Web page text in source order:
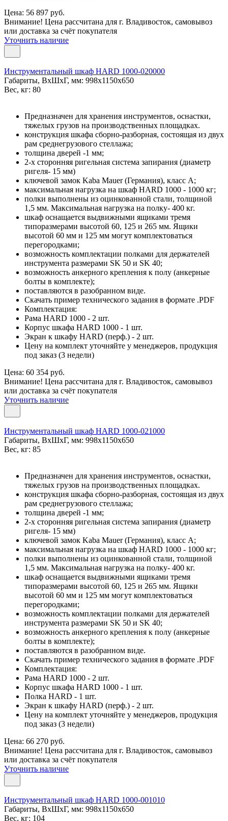
Цена: 56 897 руб.
Внимание! Цена рассчитана для г. Владивосток, самовывоз
или доставка за счёт покупателя
Уточнить наличие
Инструментальный шкаф HARD 1000-020000
Габариты, ВxШxГ, мм: 998x1150x650
Вес, кг: 80
Предназначен для хранения инструментов, оснастки,
тяжелых грузов на производственных площадках.
конструкция шкафа сборно-разборная, состоящая из двух
рам среднегрузового стеллажа;
толщина дверей -1 мм;
2-х сторонняя ригельная система запирания (диаметр
ригеля- 15 мм)
ключевой замок Kaba Mauer (Германия), класс A;
максимальная нагрузка на шкаф HARD 1000 - 1000 кг;
полки выполнены из оцинкованной стали, толщиной
1,5 мм. Максимальная нагрузка на полку- 400 кг.
шкаф оснащается выдвижными ящиками тремя
типоразмерами высотой 60, 125 и 265 мм. Ящики
высотой 60 мм и 125 мм могут комплектоваться
перегородками;
возможность комплектации полками для держателей
инструмента размерами SK 50 и SK 40;
возможность анкерного крепления к полу (анкерные
болты в комплекте);
поставляются в разобранном виде.
Скачать пример технического задания в формате .PDF
Комплектация:
Рама HARD 1000 - 2 шт.
Корпус шкафа HARD 1000 - 1 шт.
Экран к шкафу HARD (перф.) - 2 шт.
Цену на комплект уточняйте у менеджеров, продукция
под заказ (3 недели)
Цена: 60 354 руб.
Внимание! Цена рассчитана для г. Владивосток, самовывоз
или доставка за счёт покупателя
Уточнить наличие
Инструментальный шкаф HARD 1000-021000
Габариты, ВxШxГ, мм: 998x1150x650
Вес, кг: 85
Предназначен для хранения инструментов, оснастки,
тяжелых грузов на производственных площадках.
конструкция шкафа сборно-разборная, состоящая из двух
рам среднегрузового стеллажа;
толщина дверей -1 мм;
2-х сторонняя ригельная система запирания (диаметр
ригеля- 15 мм)
ключевой замок Kaba Mauer (Германия), класс A;
максимальная нагрузка на шкаф HARD 1000 - 1000 кг;
полки выполнены из оцинкованной стали, толщиной
1,5 мм. Максимальная нагрузка на полку- 400 кг.
шкаф оснащается выдвижными ящиками тремя
типоразмерами высотой 60, 125 и 265 мм. Ящики
высотой 60 мм и 125 мм могут комплектоваться
перегородками;
возможность комплектации полками для держателей
инструмента размерами SK 50 и SK 40;
возможность анкерного крепления к полу (анкерные
болты в комплекте);
поставляются в разобранном виде.
Скачать пример технического задания в формате .PDF
Комплектация:
Рама HARD 1000 - 2 шт.
Корпус шкафа HARD 1000 - 1 шт.
Полка HARD - 1 шт.
Экран к шкафу HARD (перф.) - 2 шт.
Цену на комплект уточняйте у менеджеров, продукция
под заказ (3 недели)
Цена: 66 270 руб.
Внимание! Цена рассчитана для г. Владивосток, самовывоз
или доставка за счёт покупателя
Уточнить наличие
Инструментальный шкаф HARD 1000-001010
Габариты, ВxШxГ, мм: 998x1150x650
Вес, кг: 104